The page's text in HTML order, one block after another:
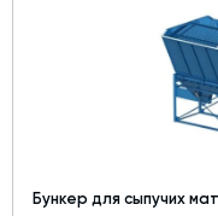
Бункер для сыпучих